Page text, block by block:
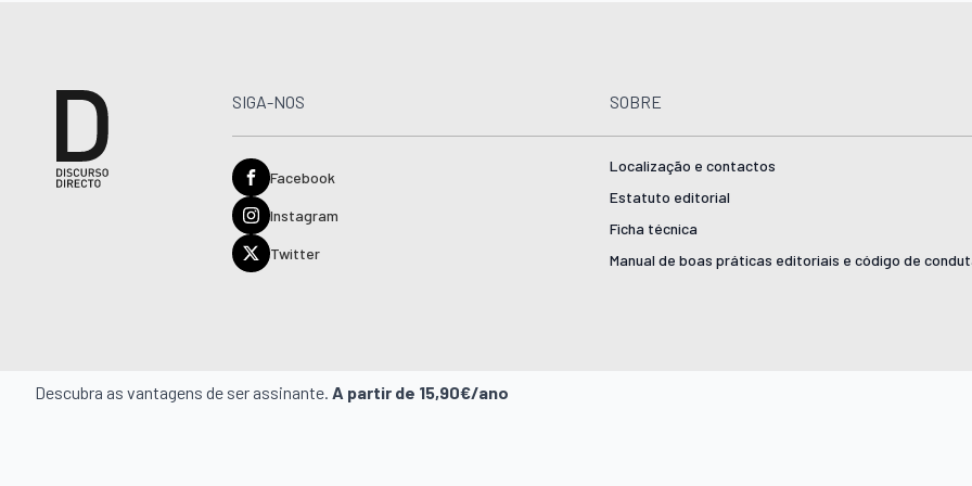
SIGA-NOS
Facebook
Instagram
Twitter
SOBRE
Localização e contactos
Estatuto editorial
Ficha técnica
Manual de boas práticas editoriais e código de
Descubra as vantagens de ser assinante. A partir de 15,90€/ano